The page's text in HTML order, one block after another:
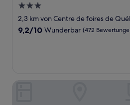
3.0-
Sterne-
Unterkunft
2,3 km von Centre de foires de
9.2
9,2/10 Wunderbar (472